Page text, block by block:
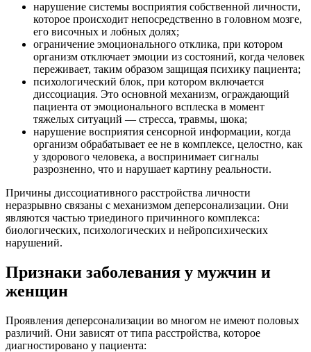
нарушение системы восприятия собственной личности,
которое происходит непосредственно в головном мозге,
его височных и лобных долях;
ограничение эмоционального отклика, при котором
организм отключает эмоции из состояний, когда человек
переживает, таким образом защищая психику пациента;
психологический блок, при котором включается
диссоциация. Это основной механизм, ограждающий
пациента от эмоционального всплеска в момент
тяжелых ситуаций — стресса, травмы, шока;
нарушение восприятия сенсорной информации, когда
организм обрабатывает ее не в комплексе, целостно, как
у здорового человека, а воспринимает сигналы
разрозненно, что и нарушает картину реальности.
Причины диссоциативного расстройства личности
неразрывно связаны с механизмом деперсонализации. Они
являются частью триединого причинного комплекса:
биологических, психологических и нейропсихических
нарушений.
Признаки заболевания у мужчин и
женщин
Проявления деперсонализации во многом не имеют половых
различий. Они зависят от типа расстройства, которое
диагностировано у пациента: